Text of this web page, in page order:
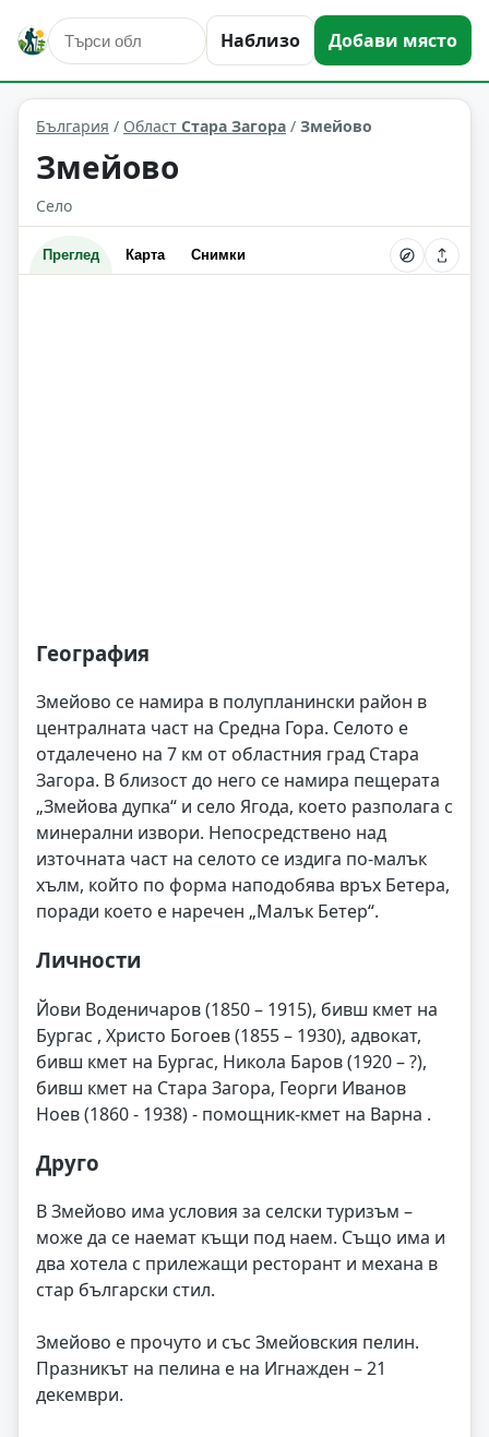
Наблизо Добави място
Змейово Област: Стара Загора
България / Област Стара Загора / Змейово
Змейово
Село
Преглед Карта Снимки
География
Змейово се намира в полупланински район в
централната част на Средна Гора. Селото е
отдалечено на 7 км от областния град Стара
Загора. В близост до него се намира пещерата
„Змейова дупка“ и село Ягода, което разполага с
минерални извори. Непосредствено над
източната част на селото се издига по-малък
хълм, който по форма наподобява връх Бетера,
поради което е наречен „Малък Бетер“.
Личности
Йови Воденичаров (1850 – 1915), бивш кмет на
Бургас , Христо Богоев (1855 – 1930), адвокат,
бивш кмет на Бургас, Никола Баров (1920 – ?),
бивш кмет на Стара Загора, Георги Иванов
Ноев (1860 - 1938) - помощник-кмет на Варна .
Друго
В Змейово има условия за селски туризъм –
може да се наемат къщи под наем. Също има и
два хотела с прилежащи ресторант и механа в
стар български стил.
Змейово е прочуто и със Змейовския пелин.
Празникът на пелина е на Игнажден – 21
декември.